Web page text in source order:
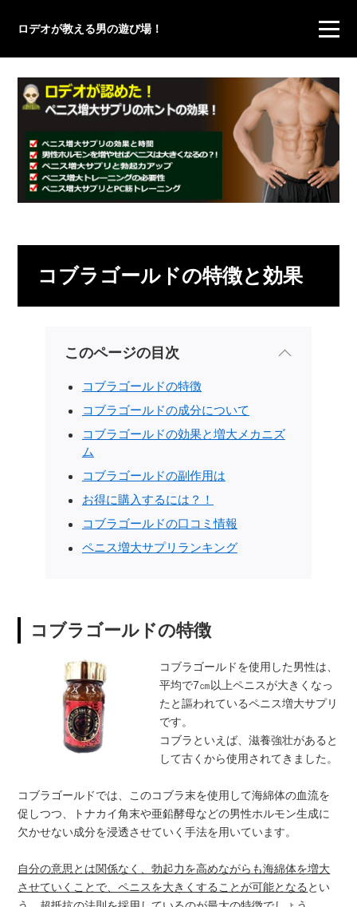
ロデオが教える男の遊び場！
コブラゴールドの特徴と効果
このページの目次
コブラゴールドの特徴
コブラゴールドの成分について
コブラゴールドの効果と増大メカニズ
ム
コブラゴールドの副作用は
お得に購入するには？！
コブラゴールドの口コミ情報
ペニス増大サプリランキング
コブラゴールドの特徴
コブラゴールドを使用した男性は、
平均で7㎝以上ペニスが大きくなっ
たと謳われているペニス増大サプリ
です。
コブラといえば、滋養強壮があると
して古くから使用されてきました。
コブラゴールドでは、このコブラ末を使用して海綿体の血流を
促しつつ、トナカイ角末や亜鉛酵母などの男性ホルモン生成に
欠かせない成分を浸透させていく手法を用いています。
自分の意思とは関係なく、勃起力を高めながらも海綿体を増大
させていくことで、ペニスを大きくすることが可能となる とい